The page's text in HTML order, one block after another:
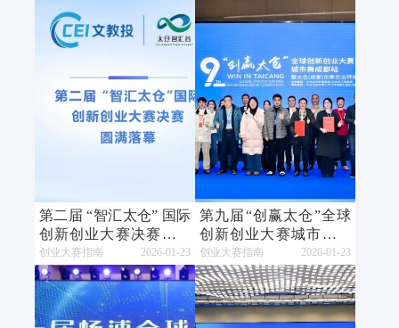
第二届 “智汇太仓” 国际
创新创业大赛决赛圆满
落幕
创业大赛指南 2026-01-23
第九届“创赢太仓”全球
创新创业大赛城市赛成
都站成功举办
创业大赛指南 2026-01-23